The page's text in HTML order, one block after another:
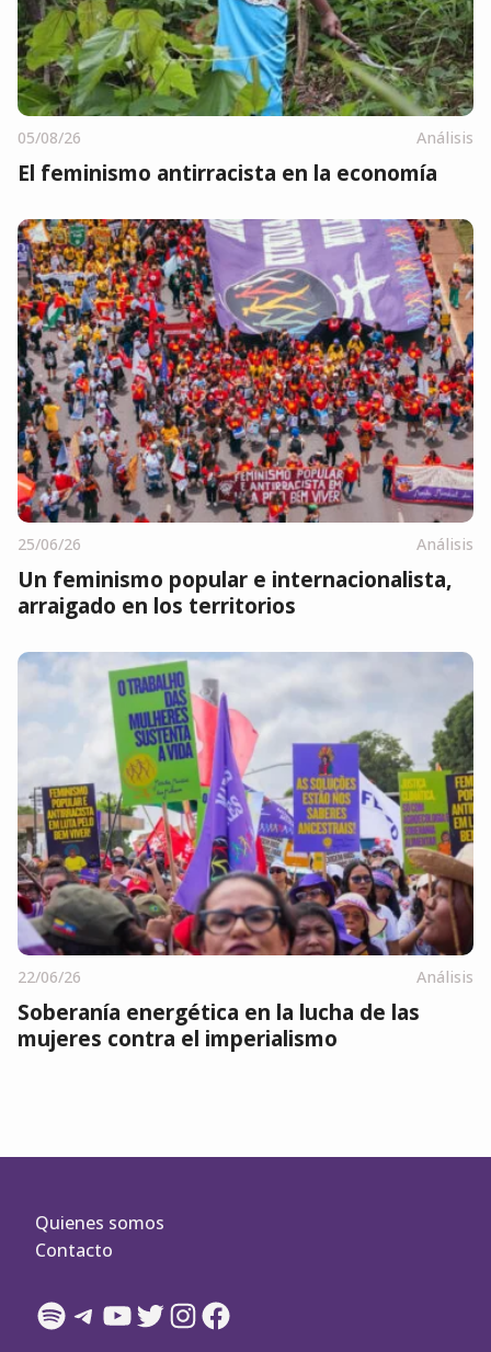
05/08/26 Análisis
El feminismo antirracista en la economía
25/06/26 Análisis
Un feminismo popular e internacionalista,
arraigado en los territorios
22/06/26 Análisis
Soberanía energética en la lucha de las
mujeres contra el imperialismo
Quienes somos
Contacto
Spotify
Telegram
YouTube
Twitter
Instagram
Facebook